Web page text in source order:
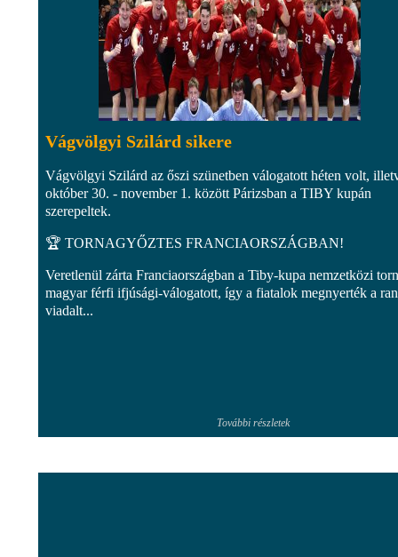
Vágvölgyi Szilárd sikere
Vágvölgyi Szilárd az őszi szünetben válogatott héten volt,
október 30. - november 1. között Párizsban a TIBY kupán
szerepeltek.
🏆 TORNAGYŐZTES FRANCIAORSZÁGBAN!
Veretlenül zárta Franciaországban a Tiby-kupa nemzetközi
magyar férfi ifjúsági-válogatott, így a fiatalok megnyerték a
viadalt...
További részletek